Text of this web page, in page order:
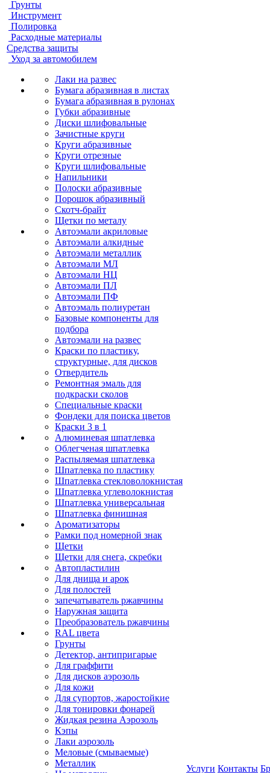
Грунты
Инструмент
Полировка
Расходные материалы
Средства защиты
Уход за автомобилем
Лаки на развес
Бумага абразивная в листах
Бумага абразивная в рулонах
Губки абразивные
Диски шлифовальные
Зачистные круги
Круги абразивные
Круги отрезные
Круги шлифовальные
Напильники
Полоски абразивные
Порошок абразивный
Скотч-брайт
Щетки по металу
Автоэмали акриловые
Автоэмали алкидные
Автоэмали металлик
Автоэмали МЛ
Автоэмали НЦ
Автоэмали ПЛ
Автоэмали ПФ
Автоэмаль полиуретан
Базовые компоненты для
подбора
Автоэмали на развес
Краски по пластику,
структурные, для дисков
Отвердитель
Ремонтная эмаль для
подкраски сколов
Специальные краски
Фондеки для поиска цветов
Краски 3 в 1
Алюминевая шпатлевка
Облегченая шпатлевка
Распыляемая шпатлевка
Шпатлевка по пластику
Шпатлевка стекловолокнистая
Шпатлевка углеволокнистая
Шпатлевка универсальная
Шпатлевка финишная
Ароматизаторы
Рамки под номерной знак
Щетки
Щетки для снега, скребки
Автопластилин
Для днища и арок
Для полостей
запечатыватель ржавчины
Наружная защита
Преобразователь ржавчины
RAL цвета
Грунты
Детектор, антипригарые
Для граффити
Для дисков аэрозоль
Для кожи
Для супортов, жаростойкие
Для тонировки фонарей
Жидкая резина Аэрозоль
Кэпы
Лаки аэрозоль
Меловые (смываемые)
Металлик
Услуги Контакты